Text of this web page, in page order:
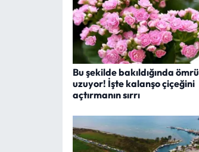
Bu şekilde bakıldığında ömrü
uzuyor! İşte kalanşo çiçeğini
açtırmanın sırrı